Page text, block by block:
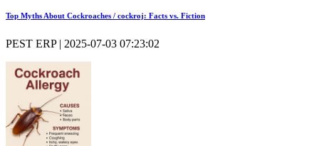
Top Myths About Cockroaches / cockroj: Facts vs. Fiction
PEST ERP | 2025-07-03 07:23:02